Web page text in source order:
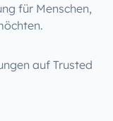
für Menschen,
auf Trusted